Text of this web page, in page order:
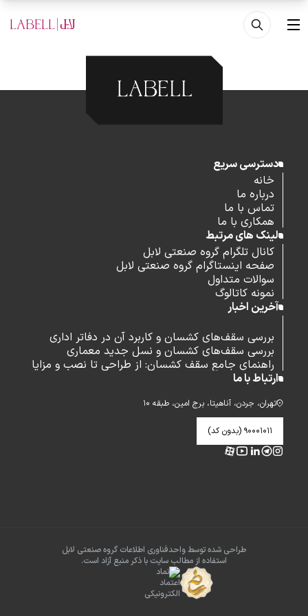
رفتن به محتوای اصلی
منو
دسترسی سریع
خانه
درباره ما
تماس با ما
همکاری با ما
لینک های مرتبط
کانال تلگرام گروه صنعتی لابل
صفحه اینستاگرام گروه صنعتی لابل
سوالات متداول
نمونه کاتالوگ
آخرین اخبار
بررسی سقف‌های کشسان و کاربرد آن در دفاتر اداری
بررسی سقف‌های کشسان و نسل جدید معماری
راهنمای جامع سقف کشسان: از طراحی تا نصب و مزایا
ارتباط با ما
تهران، جردن، آناهیتا، برج امین، طبقه ۱۰
۹۰۰۰۱۰۱۱ (بدون کد)
طراحی شده توسط واحدفناوری اطلاعات گروه صنعتی لابل
استفاده از مطالب سایت با ذکر منبع آزاد است.